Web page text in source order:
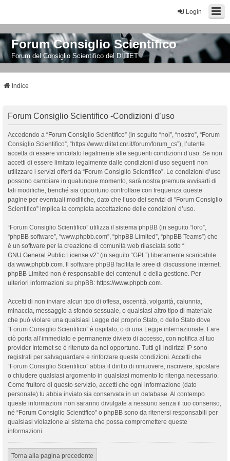
Login
Forum Consiglio Scientifico
Forum del Consiglio Scientifico del DIITET
Indice
Forum Consiglio Scientifico -Condizioni d’uso
Accedendo a “Forum Consiglio Scientifico” (in seguito “noi”, “nostro”, “Forum
Consiglio Scientifico”, “https://www.diitet.cnr.it/forum/forum_cs”), l’utente
accetta di essere vincolato legalmente alle seguenti condizioni d’uso. Se non
accetti di essere limitato legalmente dalle condizioni d’uso seguenti non
utilizzare i servizi offerti da “Forum Consiglio Scientifico”. Le condizioni d’uso
possono cambiare in qualunque momento, sarà nostra premura avvisarti di
tali modifiche, benché sia opportuno controllare con frequenza queste
pagine per eventuali modifiche, dato che l’uso dei servizi di “Forum Consiglio
Scientifico” implica la completa accettazione delle condizioni d’uso.
“Forum Consiglio Scientifico” utilizza il sistema phpBB (in seguito “loro”,
“phpBB software”, “www.phpbb.com”, “phpBB Limited”, “phpBB Teams”) che
è un software per la creazione di comunità web rilasciata sotto “
GNU General Public License v2” (in seguito “GPL”) liberamente scaricabile
da www.phpbb.com. Il software phpBB facilita le aree di discussione internet;
phpBB Limited non è responsabile dei contenuti e della gestione. Per
ulteriori informazioni su phpBB: https://www.phpbb.com.
Accetti di non inviare alcun tipo di offesa, oscenità, volgarità, calunnia,
minaccia, messaggio a sfondo sessuale, o qualsiasi altro tipo di materiale
che può violare una qualsiasi Legge del proprio Stato, o dello Stato dove
“Forum Consiglio Scientifico” è ospitato, o di una Legge internazionale. Fare
ciò porta all’immediato e permanente divieto di accesso, con notifica al tuo
provider Internet se è ritenuto da noi opportuno. Tutti gli indirizzi IP sono
registrati per salvaguardare e rinforzare queste condizioni. Accetti che
“Forum Consiglio Scientifico” abbia il diritto di rimuovere, riscrivere, spostare
o chiudere qualsiasi argomento in qualsiasi momento lo ritenga necessario.
Come fruitore di questo servizio, accetti che ogni informazione (dato
personale) tu abbia inviato sia conservata in un database. Al contempo
queste informazioni non saranno divulgate a nessuno senza il tuo consenso,
né “Forum Consiglio Scientifico” o phpBB sono da ritenersi responsabili per
qualsiasi violazione al sistema che possa compromettere queste
informazioni.
Torna alla pagina precedente